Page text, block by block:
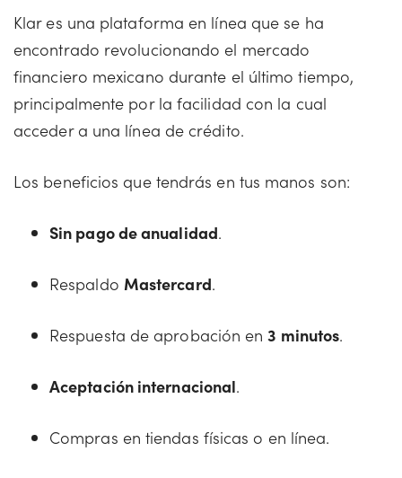
Klar es una plataforma en línea que se ha
encontrado revolucionando el mercado
financiero mexicano durante el último tiempo,
principalmente por la facilidad con la cual
acceder a una línea de crédito.
Los beneficios que tendrás en tus manos son:
Sin pago de anualidad.
Respaldo Mastercard.
Respuesta de aprobación en3 minutos.
Aceptación internacional.
Compras en tiendas físicas o en línea.